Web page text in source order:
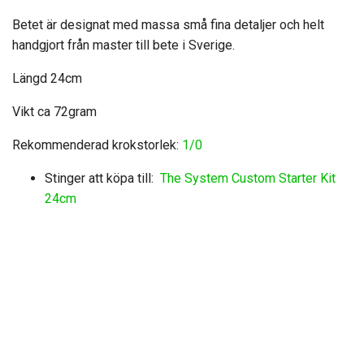
Betet är designat med massa små fina detaljer och helt
handgjort från master till bete i Sverige.
Längd 24cm
Vikt ca 72gram
Rekommenderad krokstorlek: 1/0
Stinger att köpa till: The System Custom Starter Kit
24cm